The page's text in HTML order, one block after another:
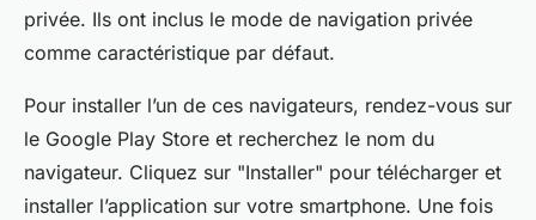
privée. Ils ont inclus le mode de navigation privée
comme caractéristique par défaut.
Pour installer l’un de ces navigateurs, rendez-vous sur
le Google Play Store et recherchez le nom du
navigateur. Cliquez sur "Installer" pour télécharger et
installer l’application sur votre smartphone. Une fois